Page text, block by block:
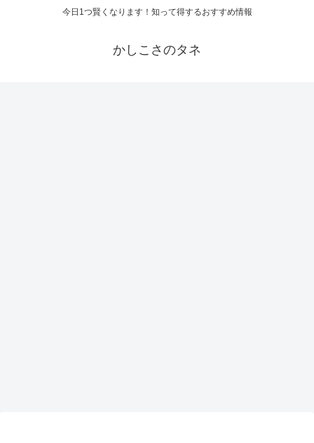
今日1つ賢くなります！知って得するおすすめ情報
かしこさのタネ